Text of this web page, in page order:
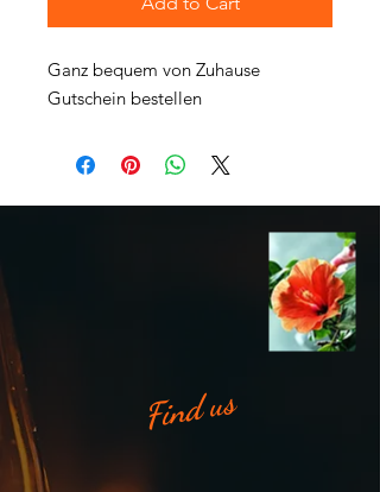
Ganz bequem von Zuhause
Gutschein bestellen
Find us